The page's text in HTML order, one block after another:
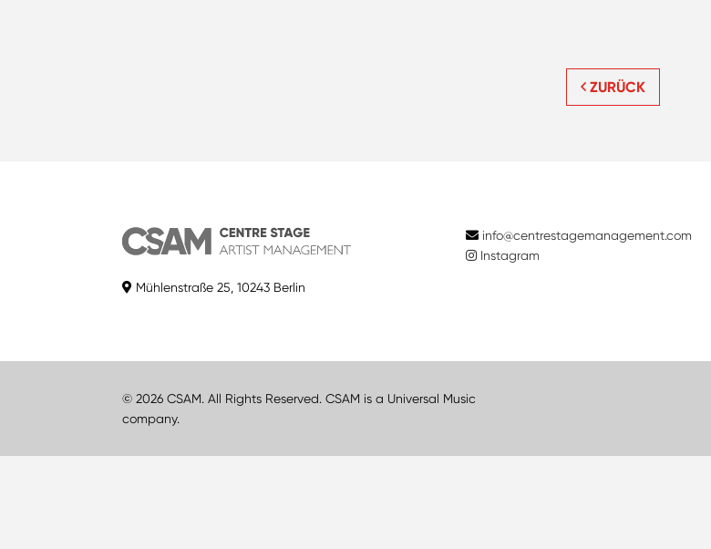
ZURÜCK
Mühlenstraße 25, 10243 Berlin
info@centrestagemanagement.com
Instagram
© 2026 CSAM. All Rights Reserved. CSAM is a Universal Music
company.